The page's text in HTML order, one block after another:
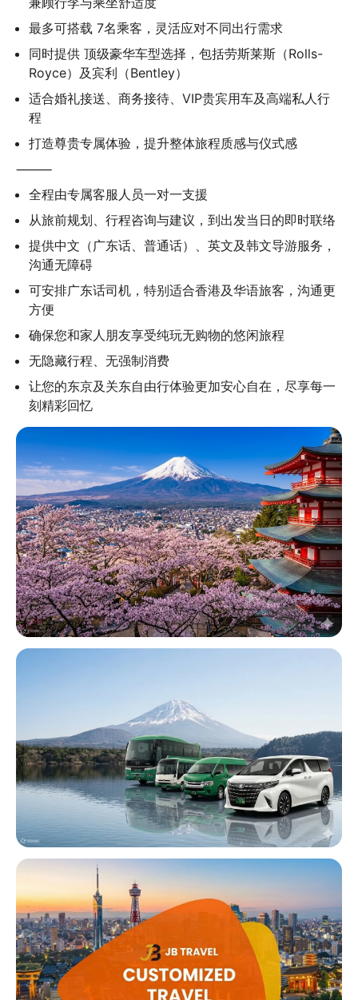
最多可搭载 7名乘客，灵活应对不同出行需求
同时提供 顶级豪华车型选择，包括劳斯莱斯（Rolls-
Royce）及宾利（Bentley）
适合婚礼接送、商务接待、VIP贵宾用车及高端私人行
程
打造尊贵专属体验，提升整体旅程质感与仪式感
⸻
全程由专属客服人员一对一支援
从旅前规划、行程咨询与建议，到出发当日的即时联络
提供中文（广东话、普通话）、英文及韩文导游服务，
沟通无障碍
可安排广东话司机，特别适合香港及华语旅客，沟通更
方便
确保您和家人朋友享受纯玩无购物的悠闲旅程
无隐藏行程、无强制消费
让您的东京及关东自由行体验更加安心自在，尽享每一
刻精彩回忆